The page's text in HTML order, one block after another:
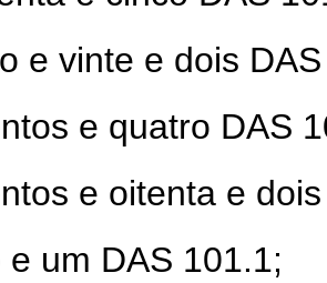
e vinte e dois
e quatro DAS
e oitenta e
um DAS 101.1;